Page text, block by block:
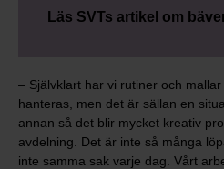
Läs SVTs artikel om
– Självklart har vi rutiner och
hanteras, men det är sällan en
annan så det blir mycket kreativ
avdelning. Det är inte så många
inte samma sak varje dag. Vårt